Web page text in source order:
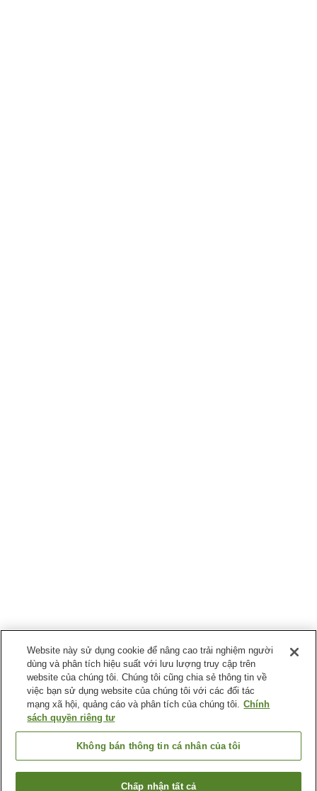
Website này sử dụng cookie để nâng cao trải nghiệm người
dùng và phân tích hiệu suất với lưu lượng truy cập trên
website của chúng tôi. Chúng tôi cũng chia sẻ thông tin về
việc bạn sử dụng website của chúng tôi với các đối tác
mạng xã hội, quảng cáo và phân tích của chúng tôi. Chính
sách quyền riêng tư
Không bán thông tin cá nhân của tôi
Chấp nhận tất cả